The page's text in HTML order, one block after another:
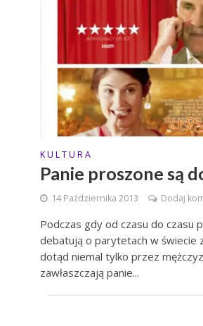
K U L T U R A
Panie proszone są
14 Października 2013 Dodaj
Podczas gdy od czasu do czasu
debatują o parytetach w świecie
dotąd niemal tylko przez
zawłaszczają panie...